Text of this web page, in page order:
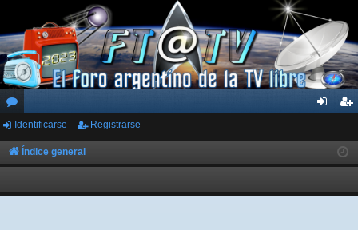
or
os
ar
ist
rs
Identificarse Registrarse
Índice general